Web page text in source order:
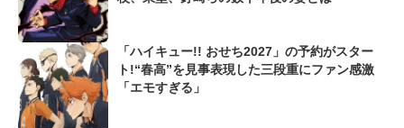
「ハイキュー!! おせち2027」の予約がスター
ト!“春高”を見事表現した三段重にファン感激
「エモすぎる」